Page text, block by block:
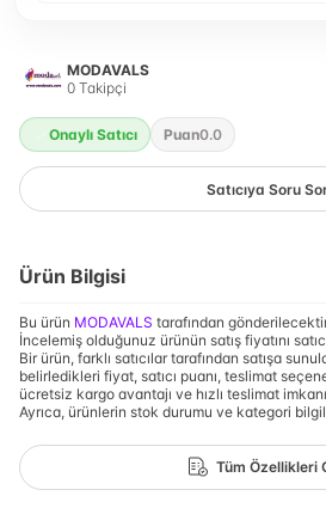
MODAVALS
0 Takipçi
Onaylı Satıcı Puan0.0
Satıcıya Soru
Ürün Bilgisi
Bu ürün MODAVALS tarafından
İncelemiş olduğunuz ürünün satış fiyatını
Bir ürün, farklı satıcılar tarafından satışa
belirledikleri fiyat, satıcı puanı, teslimat
ücretsiz kargo avantajı ve hızlı teslimat
Ayrıca, ürünlerin stok durumu ve kategori
Tüm Özellikleri